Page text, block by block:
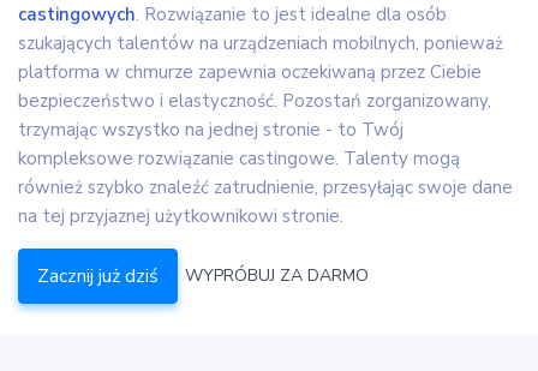
castingowych. Rozwiązanie to jest idealne dla osób
szukających talentów na urządzeniach mobilnych, ponieważ
platforma w chmurze zapewnia oczekiwaną przez Ciebie
bezpieczeństwo i elastyczność. Pozostań zorganizowany,
trzymając wszystko na jednej stronie - to Twój
kompleksowe rozwiązanie castingowe. Talenty mogą
również szybko znaleźć zatrudnienie, przesyłając swoje dane
na tej przyjaznej użytkownikowi stronie.
Zacznij już dziś WYPRÓBUJ ZA DARMO